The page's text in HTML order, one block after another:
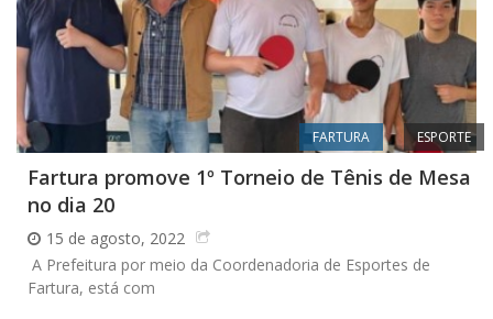
FARTURA ESPORTE
Fartura promove 1º Torneio de Tênis de Mesa
no dia 20
15 de agosto, 2022
A Prefeitura por meio da Coordenadoria de Esportes de
Fartura, está com